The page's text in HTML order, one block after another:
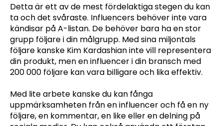
Detta är ett av de mest fördelaktiga stegen du kan
ta och det svåraste. Influencers behöver inte vara
kändisar på A-listan. De behöver bara ha en stor
grupp följare i din målgrupp. Med sina miljontals
följare kanske Kim Kardashian inte vill representera
din produkt, men en influencer i din bransch med
200 000 följare kan vara billigare och lika effektiv.
Med lite arbete kanske du kan fånga
uppmärksamheten från en influencer och få en ny
följare, en kommentar, en like eller en delning på